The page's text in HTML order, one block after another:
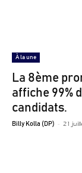
À la une
La 8ème
affiche 99%
candidats.
Billy Kolla (DP) - 21